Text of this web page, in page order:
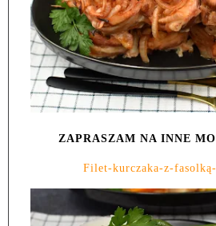
ZAPRASZAM NA INNE
Filet-kurczaka-z-